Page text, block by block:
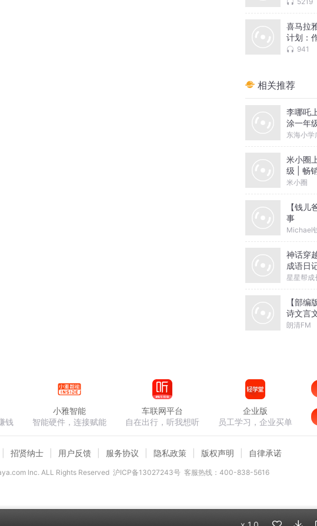
喜马拉
计划：
941
相关推荐
李哪吒
涂一年
级
东海小学
米小圈
级 | 畅
米小圈
【钱儿
事
Michael
神话穿
成语日
星星帮成
【部编
诗文言
朗清FM
钱
小雅智能
智能硬件，连接赋能
车联网平台
自在出行，听我想听
企业版
员工学习，企业买单
招贤纳士 用户反馈 服务协议 隐私政策 版权声明 自律承诺
lnc. ALL Rights Reserved 沪ICP备13027243号 客服热线：400-838-5616